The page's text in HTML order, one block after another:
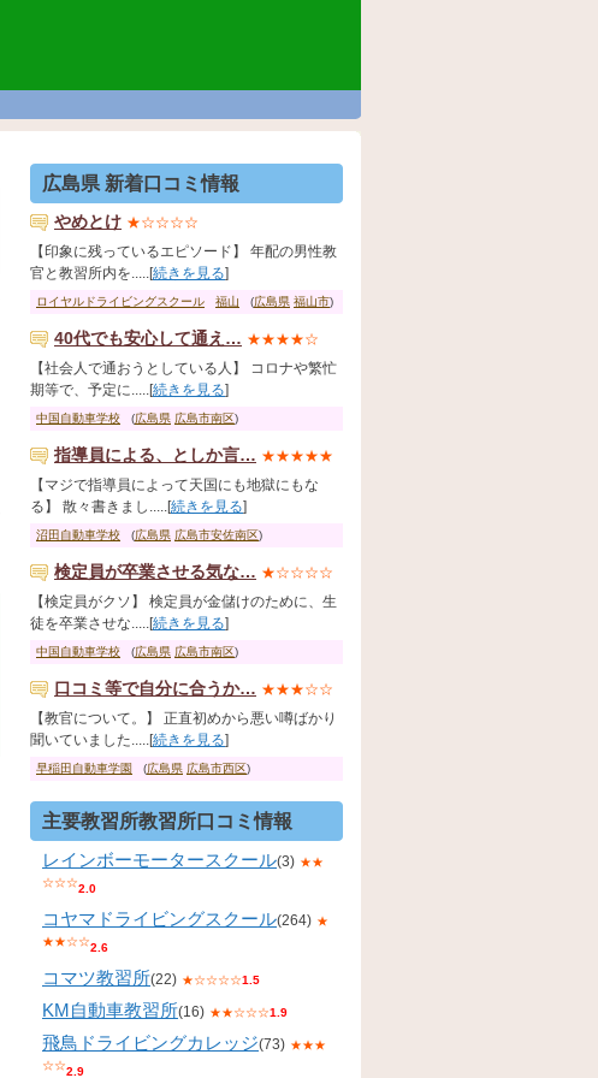
広島県 新着口コミ情報
やめとけ ★☆☆☆☆
【印象に残っているエピソード】 年配の男性教
官と教習所内を.....[続きを見る]
ロイヤルドライビングスクール 福山 (広島県 福山市)
40代でも安心して通え… ★★★★☆
【社会人で通おうとしている人】 コロナや繁忙
期等で、予定に.....[続きを見る]
中国自動車学校 (広島県 広島市南区)
指導員による、としか言… ★★★★★
【マジで指導員によって天国にも地獄にもな
る】 散々書きまし.....[続きを見る]
沼田自動車学校 (広島県 広島市安佐南区)
検定員が卒業させる気な… ★☆☆☆☆
【検定員がクソ】 検定員が金儲けのために、生
徒を卒業させな.....[続きを見る]
中国自動車学校 (広島県 広島市南区)
口コミ等で自分に合うか… ★★★☆☆
【教官について。】 正直初めから悪い噂ばかり
聞いていました.....[続きを見る]
早稲田自動車学園 (広島県 広島市西区)
主要教習所教習所口コミ情報
レインボーモータースクール(3) ★★
☆☆☆2.0
コヤマドライビングスクール(264) ★
★★☆☆2.6
コマツ教習所(22) ★☆☆☆☆1.5
KM自動車教習所(16) ★★☆☆☆1.9
飛鳥ドライビングカレッジ(73) ★★★
☆☆2.9